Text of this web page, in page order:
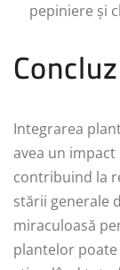
pepiniere și
Integrarea
avea un
contribuind la
stării generale
miraculoasă
plantelor